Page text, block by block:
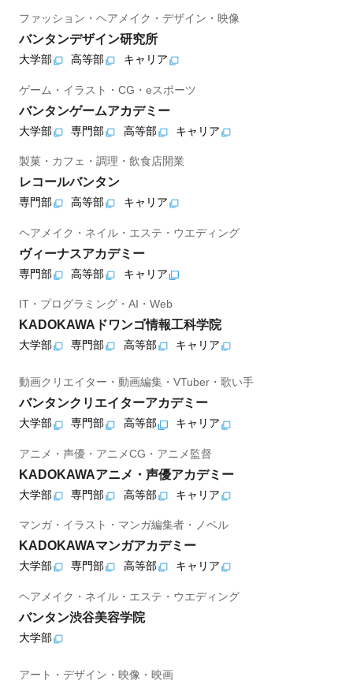
ファッション・ヘアメイク・デザイン・映像
バンタンデザイン研究所
大学部 高等部 キャリア
ゲーム・イラスト・CG・eスポーツ
バンタンゲームアカデミー
大学部 専門部 高等部 キャリア
製菓・カフェ・調理・飲食店開業
レコールバンタン
専門部 高等部 キャリア
ヘアメイク・ネイル・エステ・ウエディング
ヴィーナスアカデミー
専門部 高等部 キャリア
IT・プログラミング・AI・Web
KADOKAWAドワンゴ情報工科学院
大学部 専門部 高等部 キャリア
動画クリエイター・動画編集・VTuber・歌い手
バンタンクリエイターアカデミー
大学部 専門部 高等部 キャリア
アニメ・声優・アニメCG・アニメ監督
KADOKAWAアニメ・声優アカデミー
大学部 専門部 高等部 キャリア
マンガ・イラスト・マンガ編集者・ノベル
KADOKAWAマンガアカデミー
大学部 専門部 高等部 キャリア
ヘアメイク・ネイル・エステ・ウエディング
バンタン渋谷美容学院
大学部
アート・デザイン・映像・映画